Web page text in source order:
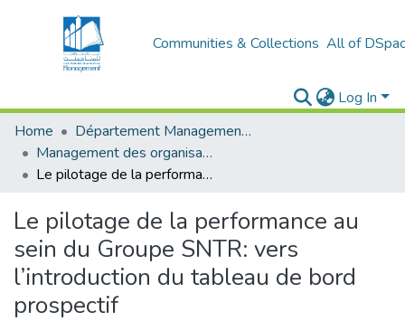
Communities & Collections All of
Log In
Home
Département Management Des Organisations
Management des organisations (MDO)
Le pilotage de la performance au sein du Groupe SNTR: vers l’introduction du tableau de bord prospectif
Le pilotage de la performance au
sein du Groupe SNTR: vers
l’introduction du tableau de bord
prospectif